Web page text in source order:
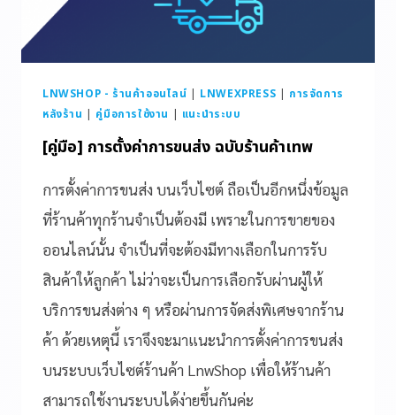
LNWSHOP - ร้านค้าออนไลน์ | LNWEXPRESS | การจัดการ
หลังร้าน | คู่มือการใช้งาน | แนะนำระบบ
[คู่มือ] การตั้งค่าการขนส่ง ฉบับร้านค้าเทพ
การตั้งค่าการขนส่ง บนเว็บไซต์ ถือเป็นอีกหนึ่งข้อมูล
ที่ร้านค้าทุกร้านจำเป็นต้องมี เพราะในการขายของ
ออนไลน์นั้น จำเป็นที่จะต้องมีทางเลือกในการรับ
สินค้าให้ลูกค้า ไม่ว่าจะเป็นการเลือกรับผ่านผู้ให้
บริการขนส่งต่าง ๆ หรือผ่านการจัดส่งพิเศษจากร้าน
ค้า ด้วยเหตุนี้ เราจึงจะมาแนะนำการตั้งค่าการขนส่ง
บนระบบเว็บไซต์ร้านค้า LnwShop เพื่อให้ร้านค้า
สามารถใช้งานระบบได้ง่ายขึ้นกันค่ะ